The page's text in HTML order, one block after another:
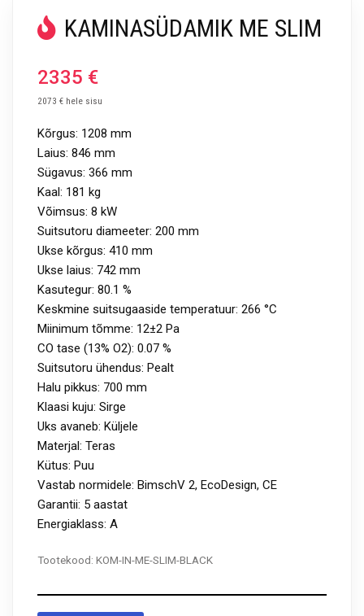
KAMINASÜDAMIK ME SLIM
2335 €
2073 € hele sisu
Kõrgus: 1208 mm
Laius: 846 mm
Sügavus: 366 mm
Kaal: 181 kg
Võimsus: 8 kW
Suitsutoru diameeter: 200 mm
Ukse kõrgus: 410 mm
Ukse laius: 742 mm
Kasutegur: 80.1 %
Keskmine suitsugaaside temperatuur: 266 °C
Miinimum tõmme: 12±2 Pa
CO tase (13% O2): 0.07 %
Suitsutoru ühendus: Pealt
Halu pikkus: 700 mm
Klaasi kuju: Sirge
Uks avaneb: Küljele
Materjal: Teras
Kütus: Puu
Vastab normidele: BimschV 2, EcoDesign, CE
Garantii: 5 aastat
Energiaklass: A
Tootekood: KOM-IN-ME-SLIM-BLACK